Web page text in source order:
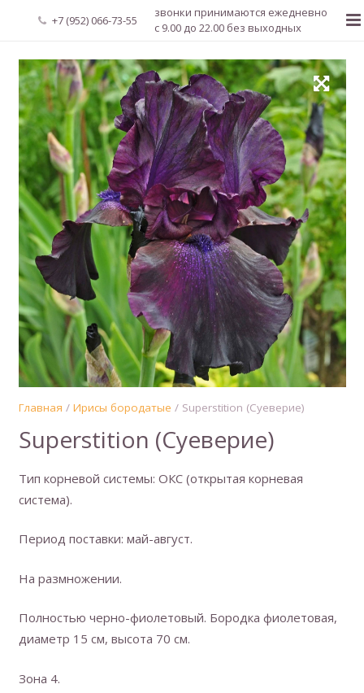
+7 (952) 066-73-55
звонки принимаются ежедневно
с 9.00 до 22.00 без выходных
Главная
О нас
Новости
Каталог растений
Доставка и оплата
Мой аккаунт
Регистрация
Главная / Ирисы бородатые / Superstition (Суеверие)
Superstition (Суеверие)
Тип корневой системы: ОКС (открытая корневая
система).
Период поставки: май-август.
На размножении.
Полностью черно-фиолетовый. Бородка фиолетовая,
диаметр 15 см, высота 70 см.
Зона 4.